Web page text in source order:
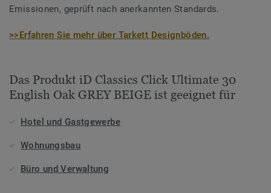
Emissionen, geprüft nach anerkannten Standards.
>>Erfahren Sie mehr über Tarkett Designböden.
Das Produkt iD Classics Click Ultimate 30
English Oak GREY BEIGE ist geeignet für
Hotel und Gastgewerbe
Wohnungsbau
Büro und Verwaltung